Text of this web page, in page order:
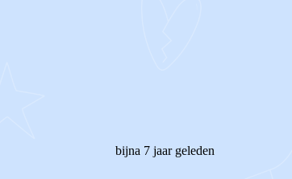
bijna 7 jaar geleden